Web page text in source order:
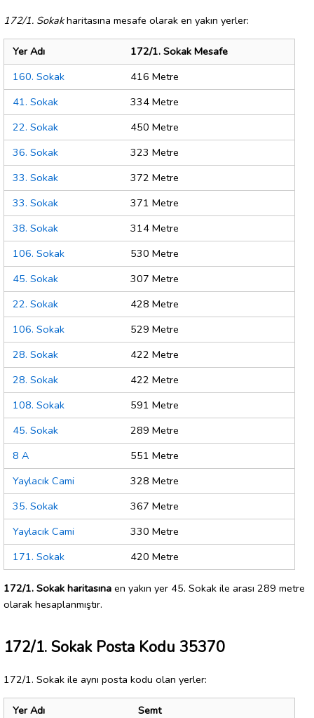
172/1. Sokakharitasına mesafe olarak en yakın yerler:
Yer Adı
172/1. Sokak Mesafe
160. Sokak
416 Metre
41. Sokak
334 Metre
22. Sokak
450 Metre
36. Sokak
323 Metre
33. Sokak
372 Metre
33. Sokak
371 Metre
38. Sokak
314 Metre
106. Sokak
530 Metre
45. Sokak
307 Metre
22. Sokak
428 Metre
106. Sokak
529 Metre
28. Sokak
422 Metre
28. Sokak
422 Metre
108. Sokak
591 Metre
45. Sokak
289 Metre
8 A
551 Metre
Yaylacık Cami
328 Metre
35. Sokak
367 Metre
Yaylacık Cami
330 Metre
171. Sokak
420 Metre
172/1. Sokak haritasına en yakın yer 45. Sokak ile arası 289 metre
olarak hesaplanmıştır.
172/1. Sokak Posta Kodu 35370
172/1. Sokak ile aynı posta kodu olan yerler:
Yer Adı
Semt